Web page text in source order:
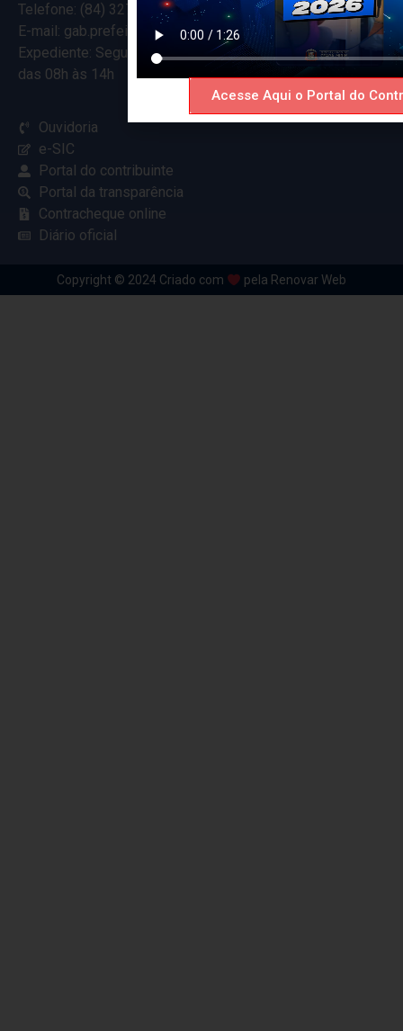
Telefone: (84) 3274-5916
E-mail: gab.prefeitocearamirim@gmail.com
Expediente: Segunda à Sexta
das 08h às 14h
Ouvidoria
e-SIC
Portal do contribuinte
Portal da transparência
Contracheque online
Diário oficial
Copyright © 2024 Criado com pela Renovar Web
Acesse Aqui o Portal do